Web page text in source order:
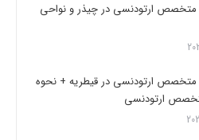
متخصص ارتودنسی در چیذر و نواحی
ارتودنسی در قیطریه + نحوه
ارتودنسی